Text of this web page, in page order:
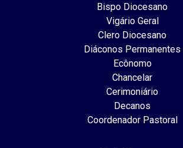
Bispo Diocesano
Vigário Geral
Clero Diocesano
Diáconos Permanentes
Ecônomo
Chancelar
Cerimoniário
Decanos
Coordenador Pastoral